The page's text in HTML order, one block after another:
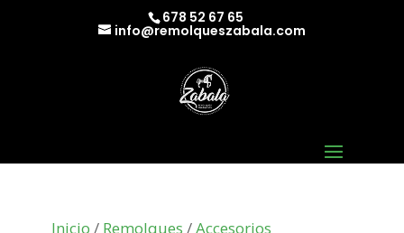
678 52 67 65
info@remolqueszabala.com
Inicio / Remolques /Accesorios